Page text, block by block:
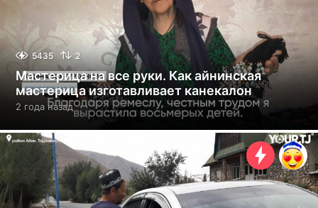
5435 2
Мастерица на все руки. Как айнинская
мастерица изготавливает канекалон
2 года назад2
г
о
д
а
н
а
з